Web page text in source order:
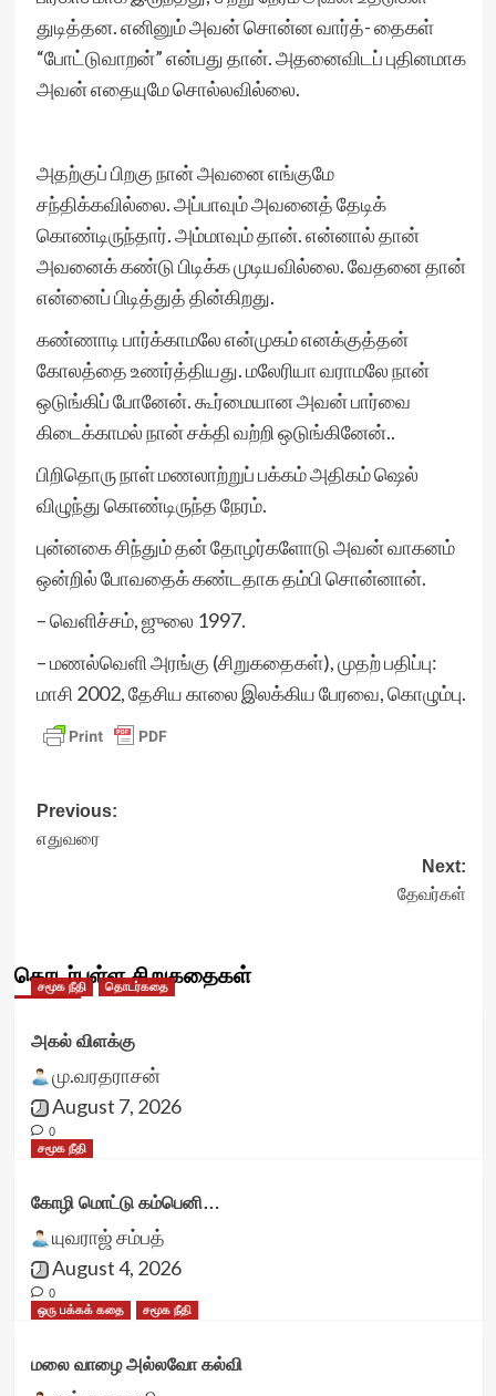
துடித்தன. எனினும் அவன் சொன்ன வார்த்- தைகள்
“போட்டுவாறன்” என்பது தான். அதனைவிடப் புதினமாக
அவன் எதையுமே சொல்லவில்லை.
அதற்குப் பிறகு நான் அவனை எங்குமே
சந்திக்கவில்லை. அப்பாவும் அவனைத் தேடிக்
கொண்டிருந்தார். அம்மாவும் தான். என்னால் தான்
அவனைக் கண்டு பிடிக்க முடியவில்லை. வேதனை தான்
என்னைப் பிடித்துத் தின்கிறது.
கண்ணாடி பார்க்காமலே என்முகம் எனக்குத்தன்
கோலத்தை உணர்த்தியது. மலேரியா வராமலே நான்
ஒடுங்கிப் போனேன். கூர்மையான அவன் பார்வை
கிடைக்காமல் நான் சக்தி வற்றி ஒடுங்கினேன்..
பிறிதொரு நாள் மணலாற்றுப் பக்கம் அதிகம் ஷெல்
விழுந்து கொண்டிருந்த நேரம்.
புன்னகை சிந்தும் தன் தோழர்களோடு அவன் வாகனம்
ஒன்றில் போவதைக் கண்டதாக தம்பி சொன்னான்.
– வெளிச்சம், ஜுலை 1997.
– மணல்வெளி அரங்கு (சிறுகதைகள்), முதற் பதிப்பு:
மாசி 2002, தேசிய காலை இலக்கிய பேரவை, கொழும்பு.
Post
navigation
Previous:
எதுவரை
Next:
தேவர்கள்
தொடர்புள்ள சிறுகதைகள்
சமூக நீதி தொடர்கதை
அகல் விளக்கு
மு.வரதராசன்
August 7, 2026
0
சமூக நீதி
கோழி மொட்டு கம்பெனி…
யுவராஜ் சம்பத்
August 4, 2026
0
ஒரு பக்கக் கதை
சமூக நீதி
மலை வாழை அல்லவோ கல்வி